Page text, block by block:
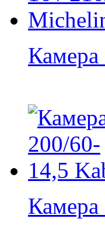
Камера